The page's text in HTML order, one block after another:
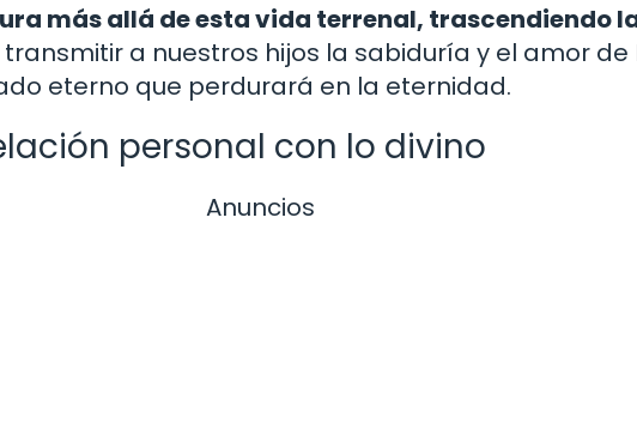
más allá de esta vida terrenal, trascendiendo
transmitir a nuestros hijos la sabiduría y el amor de
eterno que perdurará en la eternidad.
personal con lo divino
Anuncios